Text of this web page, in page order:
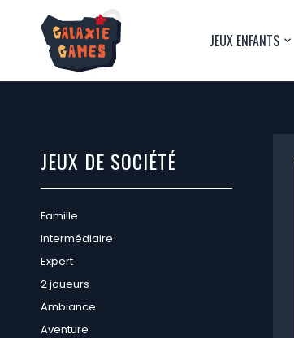
JEUX ENFANTS
JEUX DE SOCIÉTÉ
Famille
Intermédiaire
Expert
2 joueurs
Ambiance
Aventure